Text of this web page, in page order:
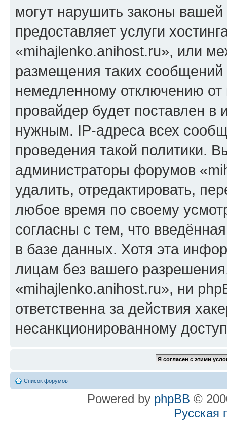
могут нарушить законы
предоставляет услуги
«mihajlenko.anihost.ru», или
размещения таких
немедленному отключению
провайдер будет поставлен в
нужным. IP-адреса всех
проведения такой политики.
администраторы форумов
удалить, отредактировать,
любое время по своему
согласны с тем, что
в базе данных. Хотя эта
лицам без вашего
«mihajlenko.anihost.ru», ни
ответственна за действия
несанкционированному
Список форумов
Powered by phpBB ©
Русская